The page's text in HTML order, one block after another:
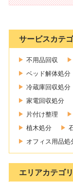
サービスカテ
不用品回収
ベッド解体処分
冷蔵庫回収処分
家電回収処分
片付け整理
植木処分
オフィス用品処
エリアカテゴリ